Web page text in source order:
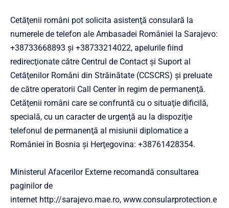
Cetăţenii români pot solicita asistenţă consulară la
numerele de telefon ale Ambasadei României la Sarajevo:
+38733668893 şi +38733214022, apelurile fiind
redirecţionate către Centrul de Contact şi Suport al
Cetăţenilor Români din Străinătate (CCSCRS) şi preluate
de către operatorii Call Center în regim de permanenţă.
Cetăţenii români care se confruntă cu o situaţie dificilă,
specială, cu un caracter de urgenţă au la dispoziţie
telefonul de permanenţă al misiunii diplomatice a
României în Bosnia şi Herţegovina: +38761428354.
Ministerul Afacerilor Externe recomandă consultarea
paginilor de
internet http://sarajevo.mae.ro, www.consularprotection.e